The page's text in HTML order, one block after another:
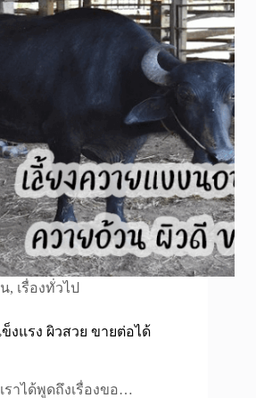
, เรื่องทั่วไป
งแรง ผิวสวย ขายต่อได้
ราได้พูดถึงเรื่องขอ…